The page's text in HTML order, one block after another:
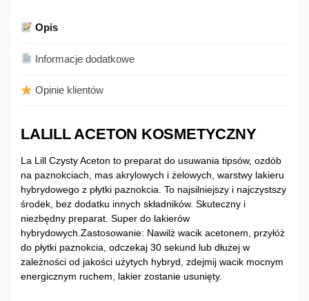
Opis
Informacje dodatkowe
Opinie klientów
LALILL ACETON KOSMETYCZNY
La Lill Czysty Aceton to preparat do usuwania tipsów, ozdób
na paznokciach, mas akrylowych i żelowych, warstwy lakieru
hybrydowego z płytki paznokcia. To najsilniejszy i najczystszy
środek, bez dodatku innych składników. Skuteczny i
niezbędny preparat. Super do lakierów
hybrydowych.Zastosowanie: Nawilż wacik acetonem, przyłóż
do płytki paznokcia, odczekaj 30 sekund lub dłużej w
zależności od jakości użytych hybryd, zdejmij wacik mocnym
energicznym ruchem, lakier zostanie usunięty.